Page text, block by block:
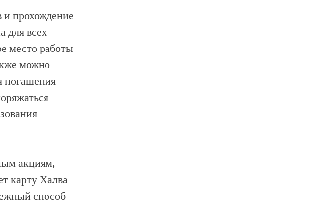
и прохождение
для всех
место работы
можно
погашения
акциям,
карту Халва
способ